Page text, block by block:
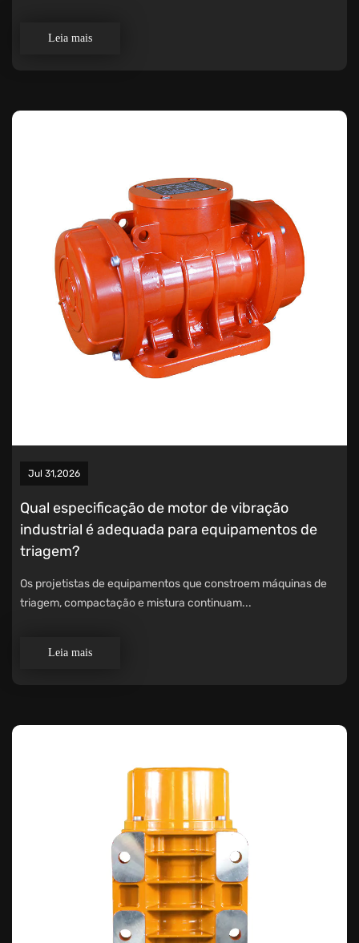
Leia mais
Jul 31,2026
Qual especificação de motor de vibração
industrial é adequada para equipamentos de
triagem?
Os projetistas de equipamentos que constroem máquinas de
triagem, compactação e mistura continuam...
Leia mais